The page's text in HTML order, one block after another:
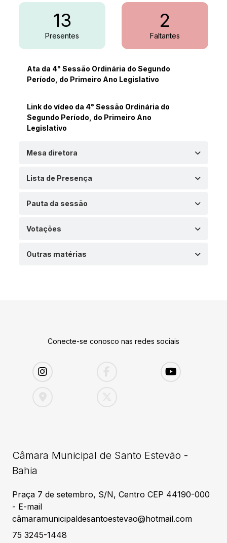
13
Presentes
2
Faltantes
Ata da 4° Sessão Ordinária do Segundo
Período, do Primeiro Ano Legislativo
Link do vídeo da 4° Sessão Ordinária do
Segundo Período, do Primeiro Ano
Legislativo
Mesa diretora
Lista de Presença
Pauta da sessão
Votações
Outras matérias
Conecte-se conosco nas redes sociais
Câmara Municipal de Santo Estevão -
Bahia
Praça 7 de setembro, S/N, Centro CEP 44190-000
- E-mail
câmaramunicipaldesantoestevao@hotmail.com
75 3245-1448